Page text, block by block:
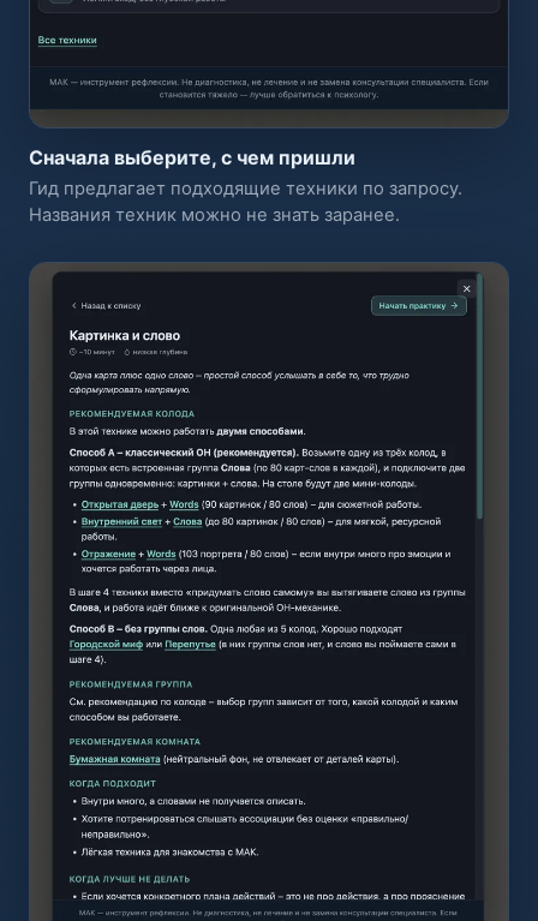
Сначала выберите, с чем пришли
Гид предлагает подходящие техники по запросу.
Названия техник можно не знать заранее.